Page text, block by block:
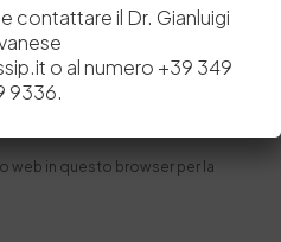
web in questo browser per la
contattare il Dr. Gianluigi
o al numero +39 349
9336.